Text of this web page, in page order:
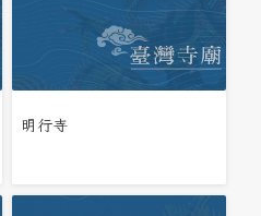
明行寺